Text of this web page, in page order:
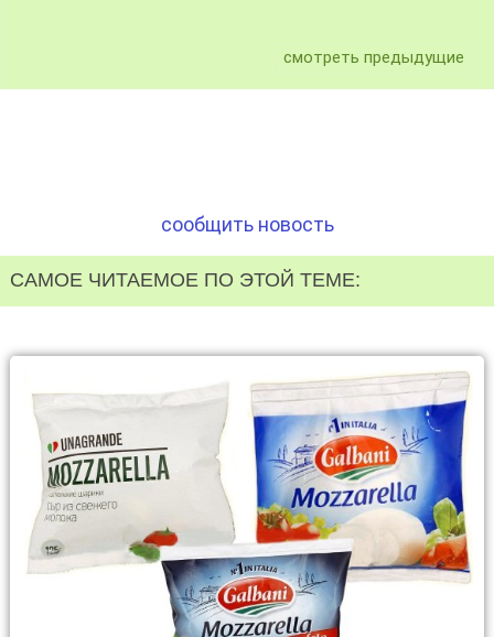
смотреть предыдущие
сообщить новость
САМОЕ ЧИТАЕМОЕ ПО ЭТОЙ ТЕМЕ: